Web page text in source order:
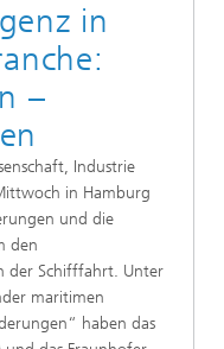
in
–
Industrie
in Hamburg
und die
den
der Schifffahrt. Unter
maritimen
haben das